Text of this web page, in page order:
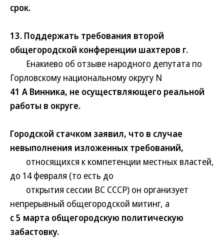
срок.
13. Поддержать требования второй
общегородской конференции шахтеров г.
Енакиево об отзыве народного депутата по
Горловскому национальному округу N
41 А Винника, не осуществляющего реальной
работы в округе.
Городской стачком заявил, что в случае
невыполнения изложенных требований,
относящихся к компетенции местных властей,
до 14 февраля (то есть до
открытия сессии ВС СССР) он организует
непрерывный общегородской митинг, а
с 5 марта общегородскую политическую
забастовку.